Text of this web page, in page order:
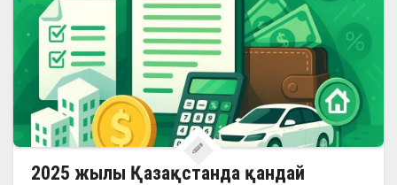
2025 жылы Қазақстанда қандай